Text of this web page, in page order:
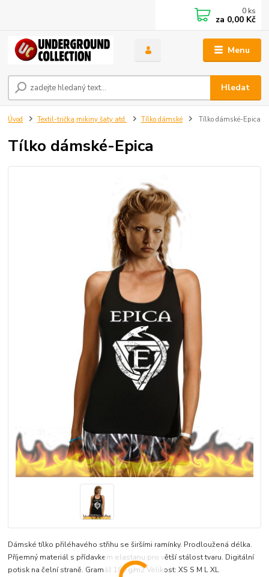
Menu
Hledat
0 ks
za 0,00 Kč
Úvod Textil-trička,mikiny šaty atd. Tílko dámské Tílko dámské-Epica
Tílko dámské-Epica
Dámské tílko přiléhavého střihu se širšími ramínky. Prodloužená délka.
Příjemný materiál s přídavkem elastanu pro větší stálost tvaru. Digitální
potisk na čelní straně. Gramáž 180 g/m2 Velikost: XS S M L XL